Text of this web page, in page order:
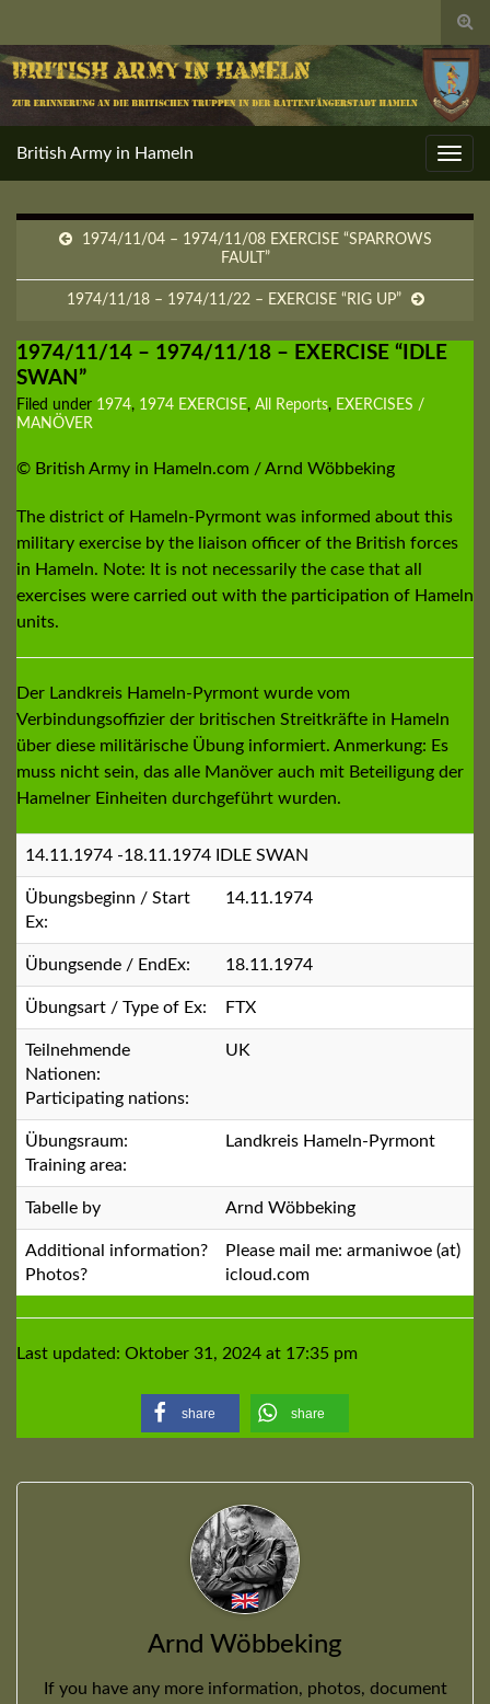
British Army in Hameln
1974/11/04 – 1974/11/08 EXERCISE “SPARROWS
FAULT”
1974/11/18 – 1974/11/22 – EXERCISE “RIG UP”
1974/11/14 – 1974/11/18 – EXERCISE “IDLE
SWAN”
Filed under 1974, 1974 EXERCISE, All Reports, EXERCISES /
MANÖVER
© British Army in Hameln.com / Arnd Wöbbeking
The district of Hameln-Pyrmont was informed about this
military exercise by the liaison officer of the British forces
in Hameln. Note: It is not necessarily the case that all
exercises were carried out with the participation of Hameln
units.
Der Landkreis Hameln-Pyrmont wurde vom
Verbindungsoffizier der britischen Streitkräfte in Hameln
über diese militärische Übung informiert. Anmerkung: Es
muss nicht sein, das alle Manöver auch mit Beteiligung der
Hamelner Einheiten durchgeführt wurden.
14.11.1974 -18.11.1974 IDLE SWAN
Übungsbeginn / Start
Ex:
14.11.1974
Übungsende / EndEx: 18.11.1974
Übungsart / Type of Ex: FTX
Teilnehmende
Nationen:
Participating nations:
UK
Übungsraum:
Training area:
Landkreis Hameln-Pyrmont
Tabelle by Arnd Wöbbeking
Additional information?
Photos?
Please mail me: armaniwoe (at)
icloud.com
Last updated: Oktober 31, 2024 at 17:35 pm
share share
Arnd Wöbbeking
If you have any more information, photos, document